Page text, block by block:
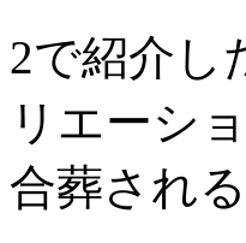
2で紹介し
リエーシ
合葬され